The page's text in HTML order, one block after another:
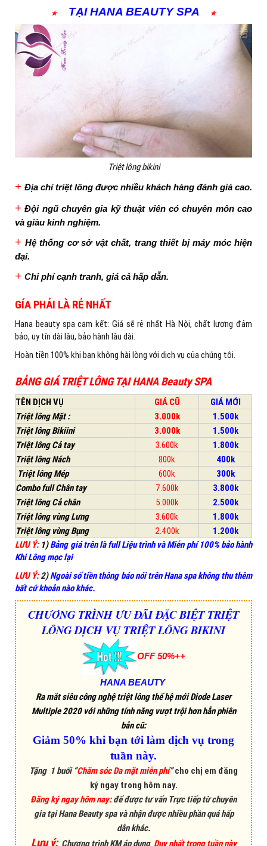
✮ TẠI HANA BEAUTY SPA ✮
Triệt lông bikini
+ Địa chỉ triệt lông được nhiều khách hàng đánh giá cao.
+ Đội ngũ chuyên gia kỹ thuật viên có chuyên môn cao
và giàu kinh nghiệm.
+ Hệ thống cơ sở vật chất, trang thiết bị máy móc hiện
đại.
+ Chi phí cạnh tranh, giá cả hấp dẫn.
GÍA PHẢI LÀ RẺ NHẤT
Hana beauty spa cam kết: Giá sẽ rẻ nhất Hà Nội, chất lượng đảm
bảo, uy tín dài lâu, bảo hành lâu dài.
Hoàn tiền 100% khi bạn không hài lòng với dịch vụ của chúng tôi.
BẢNG GIÁ TRIỆT LÔNG TẠI HANA Beauty SPA
TÊN DỊCH VỤ GIÁ CŨ
GIÁ MỚI
Triệt lông Mặt :
3.000k
1.500k
Triệt lông Bikiini
3.000k
1.500k
Triệt lông Cả tay
3.600k
1.800k
Triệt lông Nách
800k
400k
Triệt lông Mép
600k
300k
Combo full Chân tay
7.600k
3.800k
Triệt lông Cả chân
5.000k
2.500k
Triệt lông vùng Lưng
3.600k
1.800k
Triệt lông vùng Bụng
2.400k
1.200k
LƯU Ý: 1)Bảng giá trên là full Liệu trình và Miễn phí 100% bảo hành
Khi Lông mọc lại
LƯU Ý:2)Ngoài số tiền thông báo nói trên Hana spa không thu thêm
bất cứ khoản nào khác.
CHƯƠNG TRÌNH ƯU ĐÃI ĐẶC BIỆT TRIỆT
LÔNGDỊCH VỤ TRIỆT LÔNG BIKINI
OFF 50%++
HANA BEAUTY
Ra mắt siêu công nghệ triệt lông thế hệ mới Diode Laser
Multiple 2020 với những tính năng vượt trội hơn hẳn phiên
bản cũ:
Giảm 50% khi bạn tới làm dịch vụ trong
tuần này.
Tặng 1 buổi“Chăm sóc Da mặt miễn phí”cho chị em đăng
ký ngay trong hôm nay.
Đăng ký ngay hôm nay:để được tư vấn Trực tiếp từ chuyên
gia tại Hana Beauty spa và nhận được nhiều phần quá hấp
dẫn khác.
Lưu ý: Chương trình KM áp dụng Duy nhất trong tuần này